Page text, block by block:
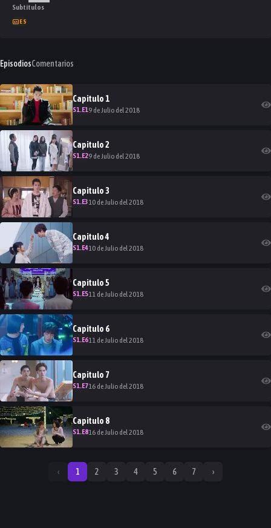
Subtítulos
ES
EpisodiosComentarios
Capitulo 1
S1.E19 de Julio del 2018
Capitulo2
S1.E29 de Julio del 2018
Capitulo3
S1.E310 de Julio del 2018
Capitulo4
S1.E410 de Julio del 2018
Capitulo5
S1.E511 de Julio del 2018
Capitulo 6
S1.E611 de Julio del 2018
Capitulo 7
S1.E716 de Julio del 2018
Capitulo 8
S1.E816 de Julio del 2018
‹ 1 2 3 4 5 6 7 ›